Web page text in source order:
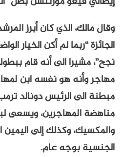
وقال مالك، الذي كان أبرز
الجائزة “ربما لم أكن الخيار
نجح”، مشيرا الى أنه قام
مهاجر وأنه هو نفسه ابن
مبطنة الى الرئيس دونالد
مناهضة المهاجرين، ويسعى
والمكسيك، وكذلك إلى اليمين
الجنسية بوجه عام.